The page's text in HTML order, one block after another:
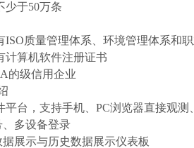
少于50万条
ISO质量管理体系、环境管理体系和
计算机软件注册证书
的级信用企业
平台，支持手机、PC浏览器直接观
、多设备登录
展示与历史数据展示仪表板